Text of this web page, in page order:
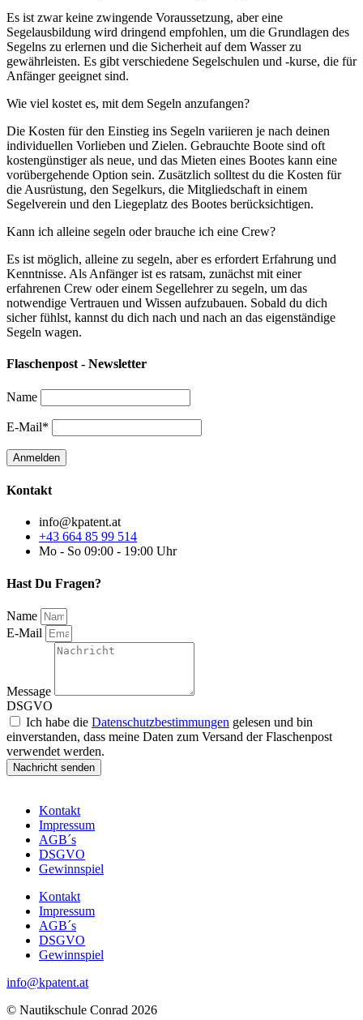
Es ist zwar keine zwingende Voraussetzung, aber eine
Segelausbildung wird dringend empfohlen, um die Grundlagen des
Segelns zu erlernen und die Sicherheit auf dem Wasser zu
gewährleisten. Es gibt verschiedene Segelschulen und -kurse, die für
Anfänger geeignet sind.
Wie viel kostet es, mit dem Segeln anzufangen?
Die Kosten für den Einstieg ins Segeln variieren je nach deinen
individuellen Vorlieben und Zielen. Gebrauchte Boote sind oft
kostengünstiger als neue, und das Mieten eines Bootes kann eine
vorübergehende Option sein. Zusätzlich solltest du die Kosten für
die Ausrüstung, den Segelkurs, die Mitgliedschaft in einem
Segelverein und den Liegeplatz des Bootes berücksichtigen.
Kann ich alleine segeln oder brauche ich eine Crew?
Es ist möglich, alleine zu segeln, aber es erfordert Erfahrung und
Kenntnisse. Als Anfänger ist es ratsam, zunächst mit einer
erfahrenen Crew oder einem Segellehrer zu segeln, um das
notwendige Vertrauen und Wissen aufzubauen. Sobald du dich
sicher fühlst, kannst du dich nach und nach an das eigenständige
Segeln wagen.
Flaschenpost - Newsletter
Name
E-Mail*
Kontakt
info@kpatent.at
+43 664 85 99 514
Mo - So 09:00 - 19:00 Uhr
Hast Du Fragen?
Name
E-Mail
Message
DSGVO
Ich habe die Datenschutzbestimmungen gelesen und bin
einverstanden, dass meine Daten zum Versand der Flaschenpost
verwendet werden.
Nachricht senden
Kontakt
Impressum
AGB´s
DSGVO
Gewinnspiel
Kontakt
Impressum
AGB´s
DSGVO
Gewinnspiel
info@kpatent.at
© Nautikschule Conrad 2026